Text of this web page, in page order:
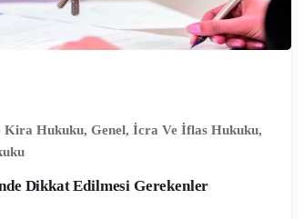
Kira Hukuku, Genel, İcra Ve İflas Hukuku,
Dikkat Edilmesi Gerekenler